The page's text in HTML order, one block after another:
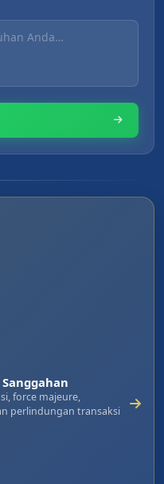
force majeure,
perlindungan transaksi